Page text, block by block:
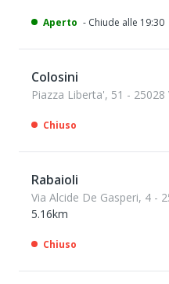
Aperto - Chiude alle 19:30
Colosini
Piazza Liberta', 51 - 25028
Chiuso
Rabaioli
Via Alcide De Gasperi, 4 -
5.16km
Chiuso